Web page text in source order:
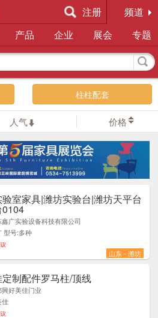
注册
频道
产品 企业 展会 专题
柱柱配套
人气 价格
室家具|潍坊实验台|潍坊天平台
广实验设备科技有限公司
型号:多种
山东 - 潍坊
制配件罗马柱/顶线
好美佳门业
佳